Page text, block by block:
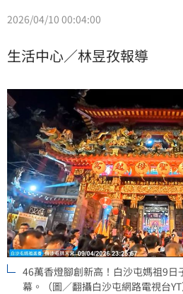
2026/04/10 00:04:00
生活中心／林昱孜報導
46萬香燈腳創新高！白沙屯媽祖9日
幕。（圖／翻攝白沙屯網路電視台YT